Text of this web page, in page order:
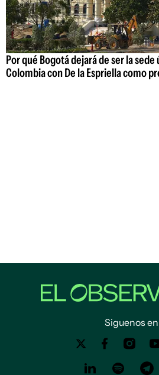
Por qué Bogotá dejará de ser la
Colombia con De la Espriella como
Siguenos